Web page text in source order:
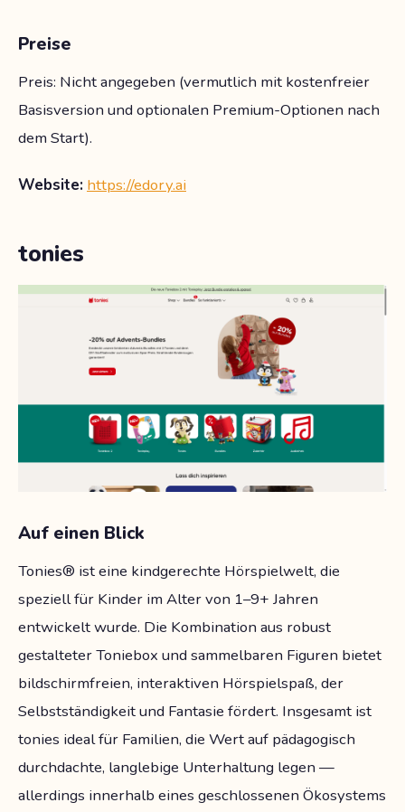
Preise
Preis: Nicht angegeben (vermutlich mit kostenfreier
Basisversion und optionalen Premium-Optionen nach
dem Start).
Website: https://edory.ai
tonies
Auf einen Blick
Tonies® ist eine kindgerechte Hörspielwelt, die
speziell für Kinder im Alter von 1–9+ Jahren
entwickelt wurde. Die Kombination aus robust
gestalteter Toniebox und sammelbaren Figuren bietet
bildschirmfreien, interaktiven Hörspielspaß, der
Selbstständigkeit und Fantasie fördert. Insgesamt ist
tonies ideal für Familien, die Wert auf pädagogisch
durchdachte, langlebige Unterhaltung legen —
allerdings innerhalb eines geschlossenen Ökosystems